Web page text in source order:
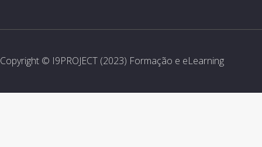
Copyright © I9PROJECT (2023) Formação e eLearning